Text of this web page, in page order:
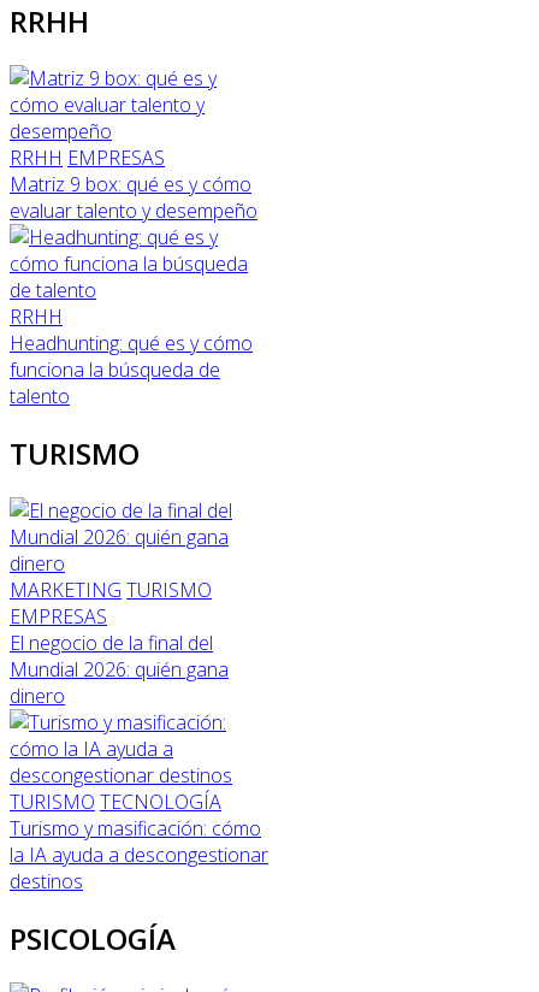
RRHH
RRHH EMPRESAS
Matriz 9 box: qué es y cómo
evaluar talento y desempeño
RRHH
Headhunting: qué es y cómo
funciona la búsqueda de
talento
TURISMO
MARKETING TURISMO
EMPRESAS
El negocio de la final del
Mundial 2026: quién gana
dinero
TURISMO TECNOLOGÍA
Turismo y masificación: cómo
la IA ayuda a descongestionar
destinos
PSICOLOGÍA